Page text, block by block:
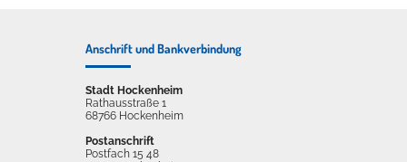
Anschrift und Bankverbindung
Stadt Hockenheim
Rathausstraße 1
68766 Hockenheim
Postanschrift
Postfach 15 48